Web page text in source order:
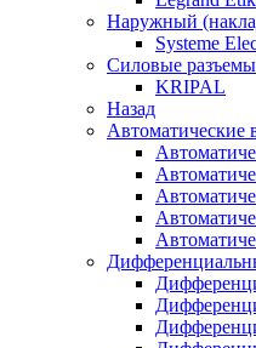
Наружный
Systeme
Силовые разъемы
KRIPAL
Назад
Автоматические